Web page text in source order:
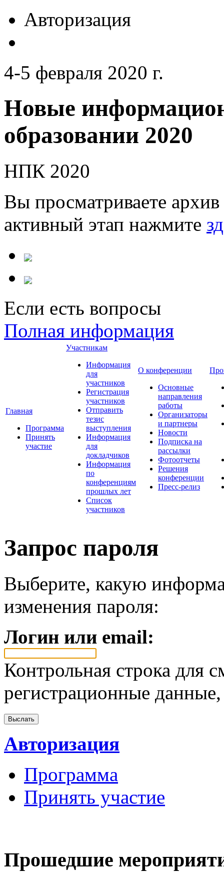
Авторизация
4-5 февраля 2020 г.
Новые
образовании 2020
НПК 2020
Вы просматриваете
активный этап нажмите
Если есть вопросы
Полная информация
Главная
Программа
Принять
участие
Участникам
Информация
для
участников
Регистрация
участников
Отправить
тезис
выступления
Информация
для
докладчиков
Информация
по
конференциям
прошлых лет
Список
участников
О конференции
Основные
направления
работы
Организаторы
и партнеры
Новости
Подписка на
рассылки
Фотоотчеты
Решения
конференции
Пресс-релиз
Запрос пароля
Выберите, какую
изменения пароля:
Логин или email:
Контрольная строка для
регистрационные
Авторизация
Программа
Принять участие
Прошедшие